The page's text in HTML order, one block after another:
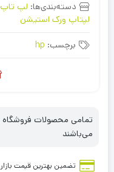
دسته‌بندی‌ها: لپ تاپ
لپتاپ ورک استیشن
برچسب: hp
می‌باشند
تضمین بهترین قیمت بازار